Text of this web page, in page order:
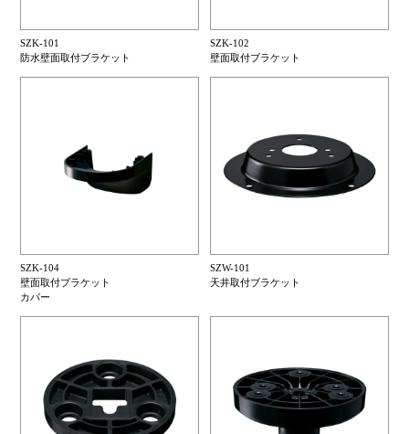
SZK-101
防水壁面取付ブラケット
SZK-102
壁面取付ブラケット
SZK-104
壁面取付ブラケット
カバー
SZW-101
天井取付ブラケット